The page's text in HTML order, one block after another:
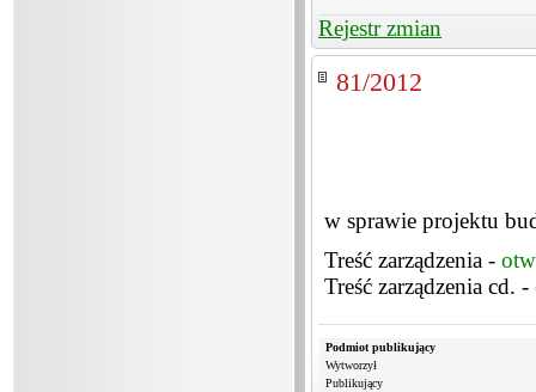
Rejestr zmian
81/2012
w sprawie projektu
Treść zarządzenia -
Treść zarządzenia cd. -
Podmiot publikujący
Wytworzył
Publikujący